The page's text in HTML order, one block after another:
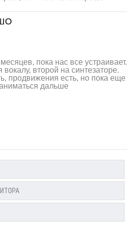
пока нас все устраивает.
второй на синтезаторе.
продвижения есть, но пока еще
дальше